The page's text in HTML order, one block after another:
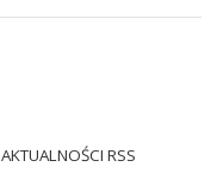
AKTUALNOŚCI RSS